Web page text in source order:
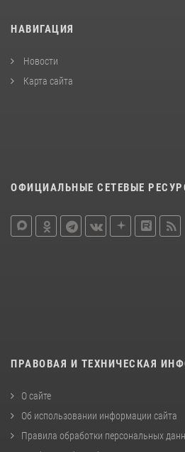
НАВИГАЦИЯ
Новости
Карта сайта
ОФИЦИАЛЬНЫЕ СЕТЕВЫЕ
ПРАВОВАЯ И ТЕХНИЧЕСКАЯ
О сайте
Об использовании информации сайта
Правила обработки персональных